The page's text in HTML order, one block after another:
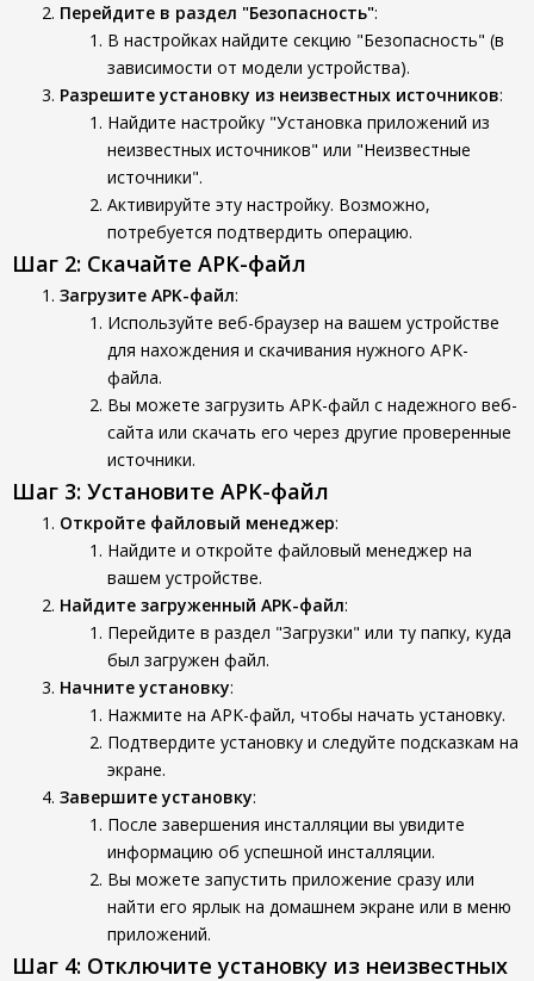
Перейдите в раздел "Безопасность":
В настройках найдите секцию "Безопасность" (в
зависимости от модели устройства).
Разрешите установку из неизвестных источников:
Найдите настройку "Установка приложений из
неизвестных источников" или "Неизвестные
источники".
Активируйте эту настройку. Возможно,
потребуется подтвердить операцию.
Шаг 2: Скачайте APK-файл
Загрузите APK-файл:
Используйте веб-браузер на вашем устройстве
для нахождения и скачивания нужного APK-
файла.
Вы можете загрузить APK-файл с надежного веб-
сайта или скачать его через другие проверенные
источники.
Шаг 3: Установите APK-файл
Откройте файловый менеджер:
Найдите и откройте файловый менеджер на
вашем устройстве.
Найдите загруженный APK-файл:
Перейдите в раздел "Загрузки" или ту папку, куда
был загружен файл.
Начните установку:
Нажмите на APK-файл, чтобы начать установку.
Подтвердите установку и следуйте подсказкам на
экране.
Завершите установку:
После завершения инсталляции вы увидите
информацию об успешной инсталляции.
Вы можете запустить приложение сразу или
найти его ярлык на домашнем экране или в меню
приложений.
Шаг 4: Отключите установку из неизвестных